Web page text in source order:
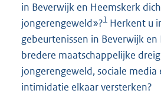
in Beverwijk en Heemskerk
jongerengeweld»?1 Herkent u
gebeurtenissen in Beverwijk en
bredere maatschappelijke
jongerengeweld, sociale media
intimidatie elkaar versterken?